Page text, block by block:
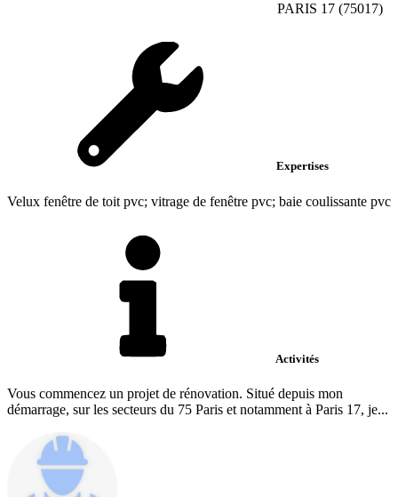
PARIS 17 (75017)
Expertises
Velux fenêtre de toit pvc; vitrage de fenêtre pvc; baie coulissante pvc
Activités
Vous commencez un projet de rénovation. Situé depuis mon
démarrage, sur les secteurs du 75 Paris et notamment à Paris 17, je...